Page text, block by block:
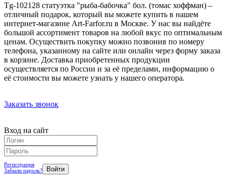
Tg-102128 статуэтка "рыба-бабочка" бол. (томас хоффман) –
отличный подарок, который вы можете купить в нашем
интернет-магазине Art-Farfor.ru в Москве. У нас вы найдёте
большой ассортимент товаров на любой вкус по оптимальным
ценам. Осуществить покупку можно позвонив по номеру
телефона, указанному на сайте или онлайн через форму заказа
в корзине. Доставка приобретенных продукции
осуществляется по России и за её пределами, информацию о
её стоимости вы можете узнать у нашего оператора.
Заказать звонок
Вход на сайт
Регистрация
Забыли пароль?